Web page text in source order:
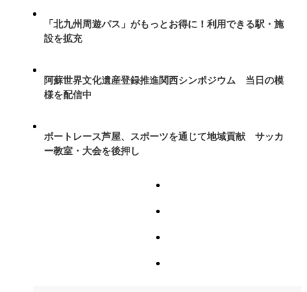
「北九州周遊パス」がもっとお得に！利用できる駅・施
設を拡充
阿蘇世界文化遺産登録推進関西シンポジウム 当日の模
様を配信中
ボートレース芦屋、スポーツを通じて地域貢献 サッカ
ー教室・大会を後押し